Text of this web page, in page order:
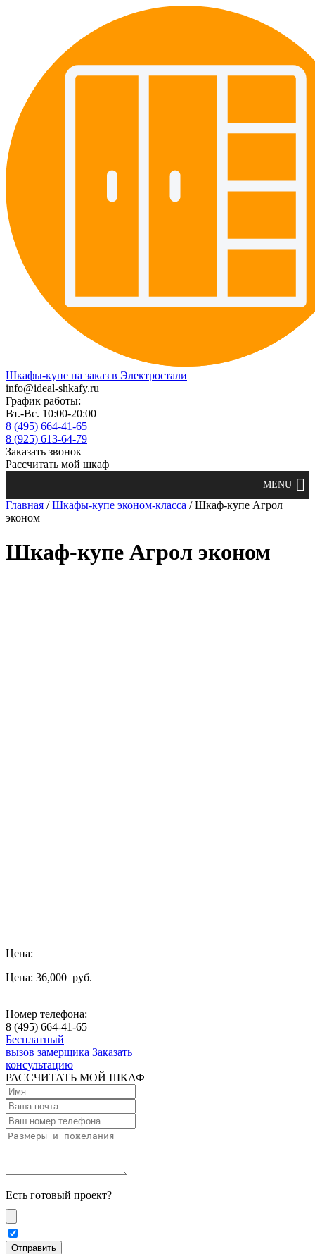
Шкафы-купе на заказ в Электростали
info@ideal-shkafy.ru
График работы:
Вт.-Вс. 10:00-20:00
8 (495) 664-41-65
8 (925) 613-64-79
Заказать звонок
Рассчитать мой шкаф
Главная /Шкафы-купе эконом-класса / Шкаф-купе Агрол
эконом
Шкаф-купе Агрол эконом
Цена:
Цена: 36,000 руб.
Номер телефона:
8 (495) 664-41-65
Бесплатный
вызов замерщика Заказать
консультацию
РАССЧИТАТЬ МОЙ ШКАФ
Есть готовый проект?